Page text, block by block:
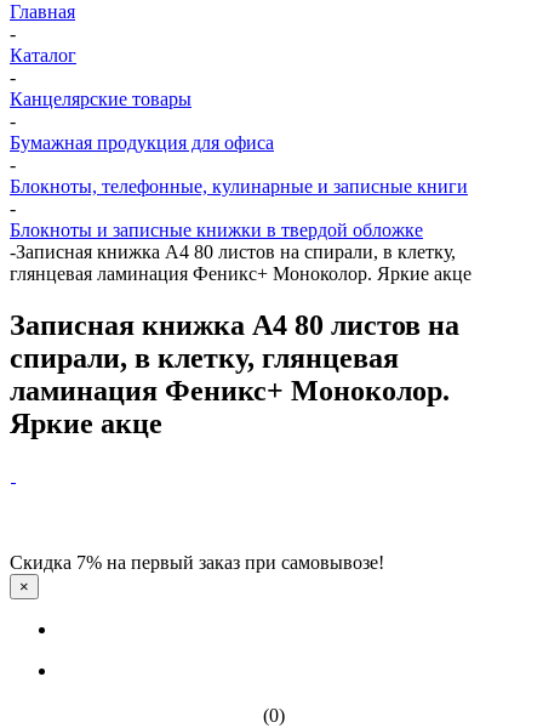
Главная
-
Каталог
-
Канцелярские товары
-
Бумажная продукция для офиса
-
Блокноты, телефонные, кулинарные и записные книги
-
Блокноты и записные книжки в твердой обложке
-Записная книжка А4 80 листов на спирали, в клетку,
глянцевая ламинация Феникс+ Моноколор. Яркие акце
Записная книжка А4 80 листов на
спирали, в клетку, глянцевая
ламинация Феникс+ Моноколор.
Яркие акце
Скидка 7% на первый заказ при самовывозе!
×
(0)